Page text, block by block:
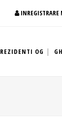
INREGISTRARE
REZIDENTI OG